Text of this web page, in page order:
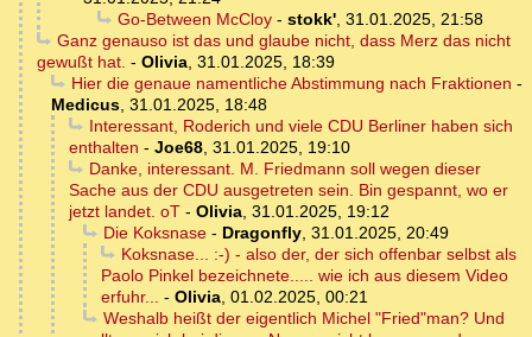
Go-Between McCloy- stokk', 31.01.2025, 21:58
Ganz genauso ist das und glaube nicht, dass Merz das nicht
gewußt hat. - Olivia, 31.01.2025, 18:39
Hier die genaue namentliche Abstimmung nach Fraktionen -
Medicus, 31.01.2025, 18:48
Interessant, Roderich und viele CDU Berliner haben sich
enthalten - Joe68, 31.01.2025, 19:10
Danke, interessant. M. Friedmann soll wegen dieser
Sache aus der CDU ausgetreten sein. Bin gespannt, wo er
jetzt landet. oT - Olivia, 31.01.2025, 19:12
Die Koksnase- Dragonfly, 31.01.2025, 20:49
Koksnase... :-) - also der, der sich offenbar selbst als
Paolo Pinkel bezeichnete..... wie ich aus diesem Video
erfuhr... - Olivia, 01.02.2025, 00:21
Weshalb heißt der eigentlich Michel "Fried"man? Und